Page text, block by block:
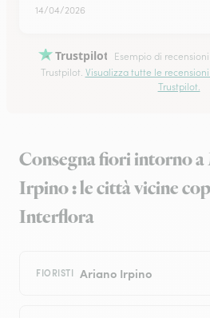
14/04/2026
Trustpilot
Esempio di
Trustpilot. Visualizza tutte le
Trustpilot.
Consegna fiori intorno
Irpino : le città vicine
Interflora
FIORISTI Ariano Irpino